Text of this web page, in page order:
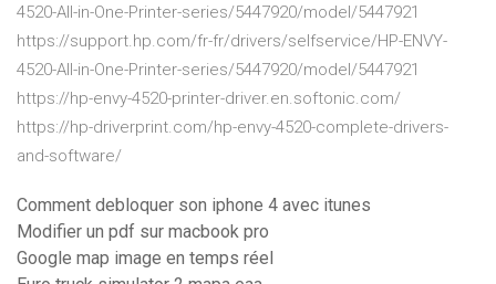
4520-All-in-One-Printer-series/5447920/model/5447921
https://support.hp.com/fr-fr/drivers/selfservice/HP-ENVY-
4520-All-in-One-Printer-series/5447920/model/5447921
https://hp-envy-4520-printer-driver.en.softonic.com/
https://hp-driverprint.com/hp-envy-4520-complete-drivers-
and-software/
Comment debloquer son iphone 4 avec itunes
Modifier un pdf sur macbook pro
Google map image en temps réel